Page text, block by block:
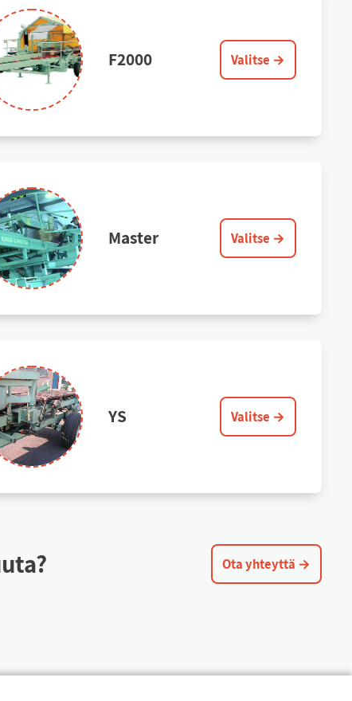
F2000 Valitse →
Mas­ter Valitse →
YS Valitse →
Ota yh­teyt­tä →